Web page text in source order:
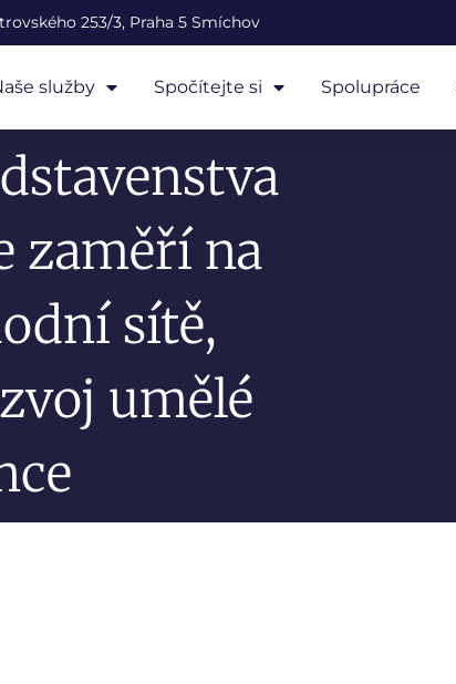
253/3, Praha 5 Smíchov
služby Spočítejte si Spolupráce
zaměří na
sítě,
umělé